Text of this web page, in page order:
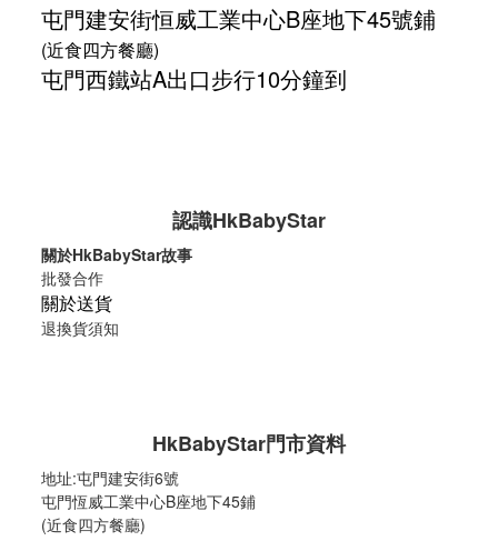
屯門建安街恒威工業中心B座地下45號鋪
(近食四方餐廳)
屯門西鐵站A出口步行10分鐘到
認識HkBabyStar
關於HkBabyStar故事
批發合作
關於送貨
退換貨須知
HkBabyStar門市資料
地址:屯門建安街6號
屯門恆威工業中心B座地下45鋪
(近食四方餐廳)